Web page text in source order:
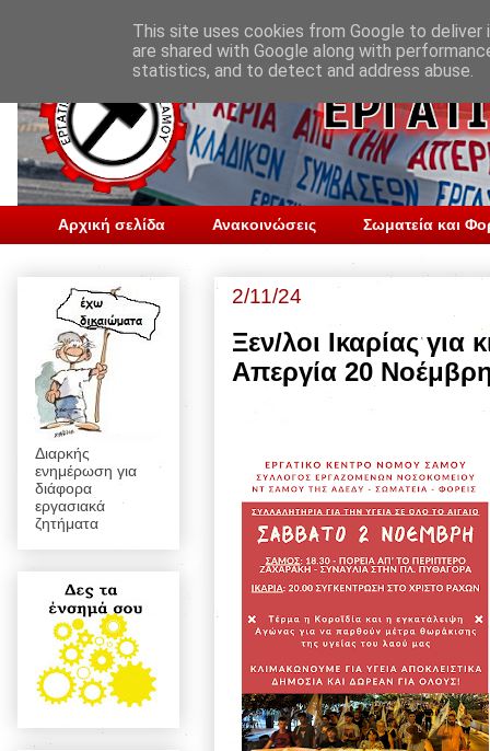
Αρχική σελίδα Ανακοινώσεις Σωματεία και
2/11/24
Ξεν/λοι Ικαρίας για
Απεργία 20
Διαρκής
ενημέρωση για
διάφορα
εργασιακά
ζητήματα
This site uses cookies from Google to
are shared with Google along with
statistics, and to detect and address abuse.